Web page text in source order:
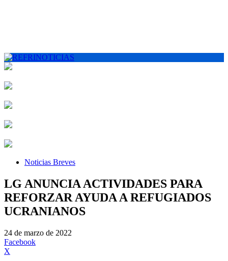
Noticias Breves
LG ANUNCIA ACTIVIDADES PARA
REFORZAR AYUDA A REFUGIADOS
UCRANIANOS
24 de marzo de 2022
Facebook
X